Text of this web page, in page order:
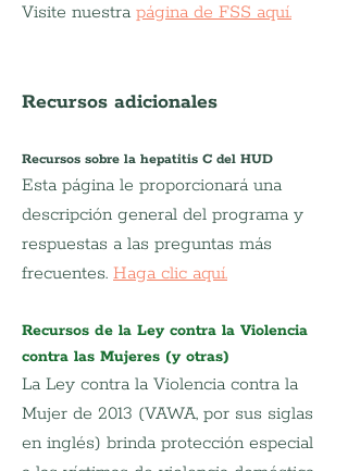
Visite nuestra página de FSS aquí.
Recursos adicionales
Recursos sobre la hepatitis C del HUD
Esta página le proporcionará una
descripción general del programa y
respuestas a las preguntas más
frecuentes. Haga clic aquí.
Recursos de la Ley contra la Violencia
contra las Mujeres (y otras)
La Ley contra la Violencia contra la
Mujer de 2013 (VAWA, por sus siglas
en inglés) brinda protección especial